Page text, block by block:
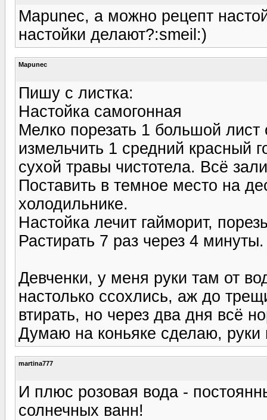
Mapunec, а можно рецепт
настойки делают?:smeil:)
Mapunec
Пишу с листка:
Настойка самогонная
Мелко порезать 1 большой лист
измельчить 1 средний красный
сухой травы чистотела. Всё
Поставить в темное место на
холодильнике.
Настойка лечит гайморит,
Растирать 7 раз через 4 минуты.
Девченки, у меня руки там от
настолько ссохлись, аж до
втирать, но через два дня всё
Думаю на коньяке сделаю, руки
martina777
И плюс розовая вода -
солнечных ванн!